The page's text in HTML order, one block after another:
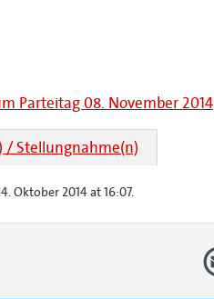
Parteitag 08. November 2014
/ Stellungnahme(n)
Oktober 2014 at 16:07.